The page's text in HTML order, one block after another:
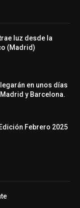
luz desde la
(Madrid)
en unos días
y Barcelona.
Febrero 2025